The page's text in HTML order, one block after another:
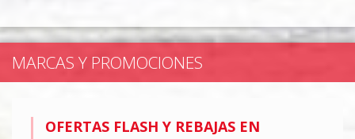
MARCAS Y PROMOCIONES
OFERTAS FLASH Y REBAJAS EN